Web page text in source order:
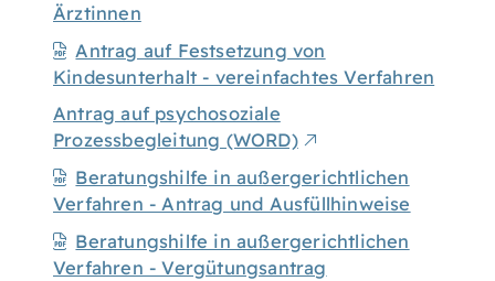
Ärztinnen
Antrag auf Festsetzung von
Kindesunterhalt - vereinfachtes Verfahren
Antrag auf psychosoziale
Prozessbegleitung (WORD)
Beratungshilfe in außergerichtlichen
Verfahren - Antrag und Ausfüllhinweise
Beratungshilfe in außergerichtlichen
Verfahren - Vergütungsantrag